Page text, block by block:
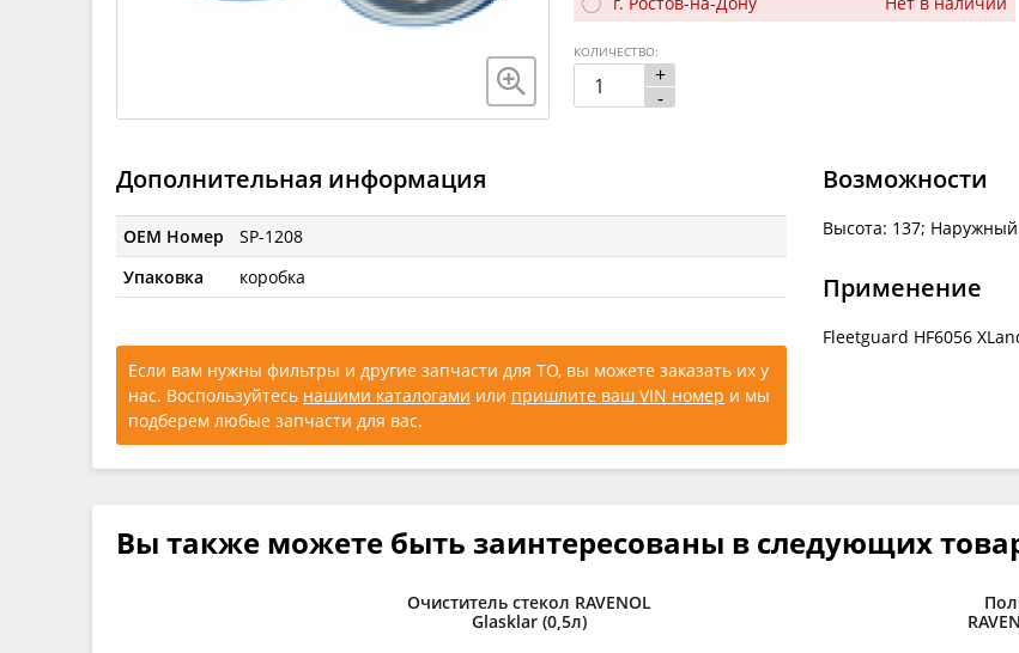
+
-
КОЛИЧЕСТВО:
Дополнительная информация
OEM Номер
SP-1208
Упаковка
коробка
Если вам нужны фильтры и другие запчасти для ТО, вы можете заказать их у
нас. Воспользуйтесь нашими каталогами или пришлите ваш VIN номер и мы
подберем любые запчасти для вас.
Возможности
Высота: 137;
Применение
Fleetguard HF6056
Вы также можете быть заинтересованы в следующих
Очиститель стекол RAVENOL
Glasklar (0,5л)